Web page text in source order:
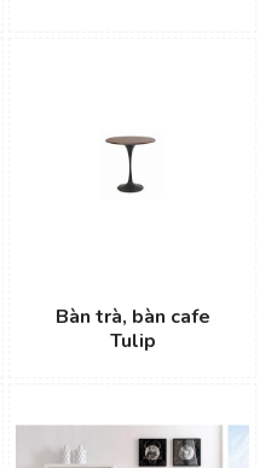
Bàn trà, bàn cafe
Tulip